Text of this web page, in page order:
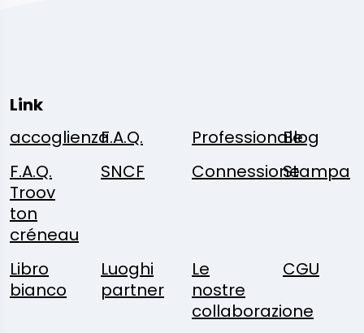
Link
accoglienzaF.A.Q. Professionale
Blog
F.A.Q.
Troov
ton
créneau
SNCF ConnessioneStampa
Libro
bianco
Luoghi
partner
Le
nostre
collaborazione
CGU